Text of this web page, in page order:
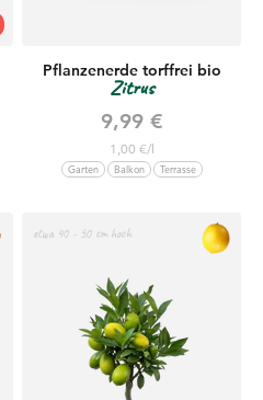
Pflanzenerde torffrei bio
Zitrus
Angebot
9,99 €
1,00 €/l
Garten Balkon Terrasse
etwa 40 - 50 cm hoch